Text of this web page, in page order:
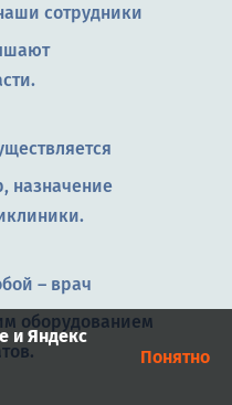
сотрудники
назначение
– врач
оборудованием
и Яндекс
Понятно